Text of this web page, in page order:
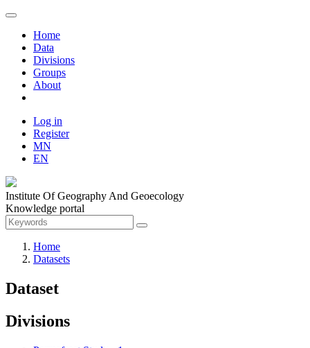
Home
Data
Divisions
Groups
About
Log in
Register
MN
EN
Institute Of Geography And Geoecology
Knowledge portal
Home
Datasets
Dataset
Divisions